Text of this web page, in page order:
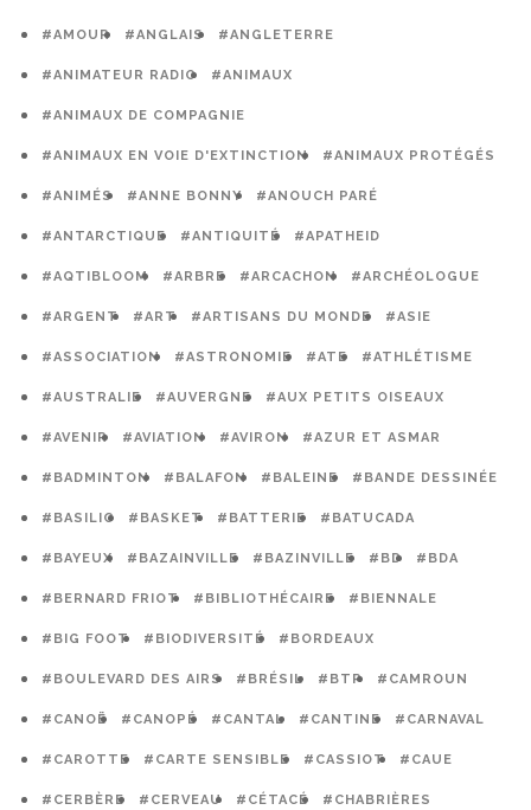
#AMOUR #ANGLAIS #ANGLETERRE
#ANIMATEUR RADIO #ANIMAUX
#ANIMAUX DE COMPAGNIE
#ANIMAUX EN VOIE D'EXTINCTION #ANIMAUX PROTÉGÉS
#ANIMÉS #ANNE BONNY #ANOUCH PARÉ
#ANTARCTIQUE #ANTIQUITÉ #APATHEID
#AQTIBLOOM #ARBRE #ARCACHON #ARCHÉOLOGUE
#ARGENT #ART #ARTISANS DU MONDE #ASIE
#ASSOCIATION #ASTRONOMIE #ATE #ATHLÉTISME
#AUSTRALIE #AUVERGNE #AUX PETITS OISEAUX
#AVENIR #AVIATION #AVIRON #AZUR ET ASMAR
#BADMINTON #BALAFON #BALEINE #BANDE DESSINÉE
#BASILIC #BASKET #BATTERIE #BATUCADA
#BAYEUX #BAZAINVILLE #BAZINVILLE #BD #BDA
#BERNARD FRIOT #BIBLIOTHÉCAIRE #BIENNALE
#BIG FOOT #BIODIVERSITÉ #BORDEAUX
#BOULEVARD DES AIRS #BRÉSIL #BTP #CAMROUN
#CANOË #CANOPÉ #CANTAL #CANTINE #CARNAVAL
#CAROTTE #CARTE SENSIBLE #CASSIOT #CAUE
#CERBÈRE #CERVEAU #CÉTACÉ #CHABRIÈRES